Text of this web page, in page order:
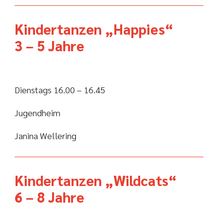
Kindertanzen „Happies“
3 – 5 Jahre
Dienstags 16.00 – 16.45
Jugendheim
Janina Wellering
Kindertanzen „Wildcats“
6 – 8 Jahre